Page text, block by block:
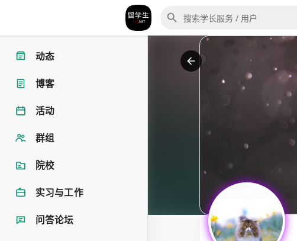
动态
博客
活动
群组
院校
实习与工作
问答论坛